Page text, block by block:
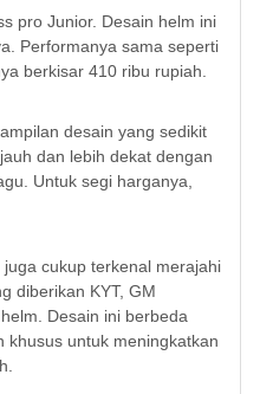
pro Junior. Desain helm ini
Performanya sama seperti
berkisar 410 ribu rupiah.
desain yang sedikit
dan lebih dekat dengan
Untuk segi harganya,
cukup terkenal merajahi
diberikan KYT, GM
Desain ini berbeda
khusus untuk meningkatkan